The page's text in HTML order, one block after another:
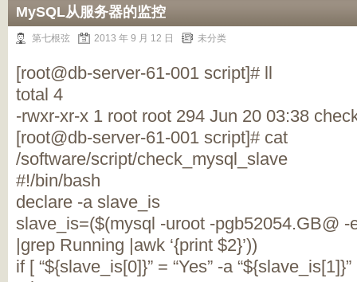
MySQL从服务器的监控
第七根弦 2013 年 9 月 12 日 未分类
[root@db-server-61-001 script]# ll
total 4
-rwxr-xr-x 1 root root 294 Jun 20 03:38
[root@db-server-61-001 script]# cat
/software/script/check_mysql_slave
#!/bin/bash
declare -a slave_is
slave_is=($(mysql -uroot -pgb52054.GB@ -
|grep Running |awk ‘{print $2}’))
if [ “${slave_is[0]}” = “Yes” -a “${slave_is[1]}”